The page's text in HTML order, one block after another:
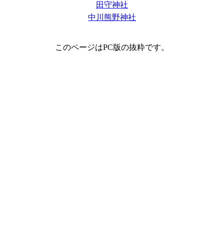
田守神社
中川熊野神社
このページはPC版の抜粋です。